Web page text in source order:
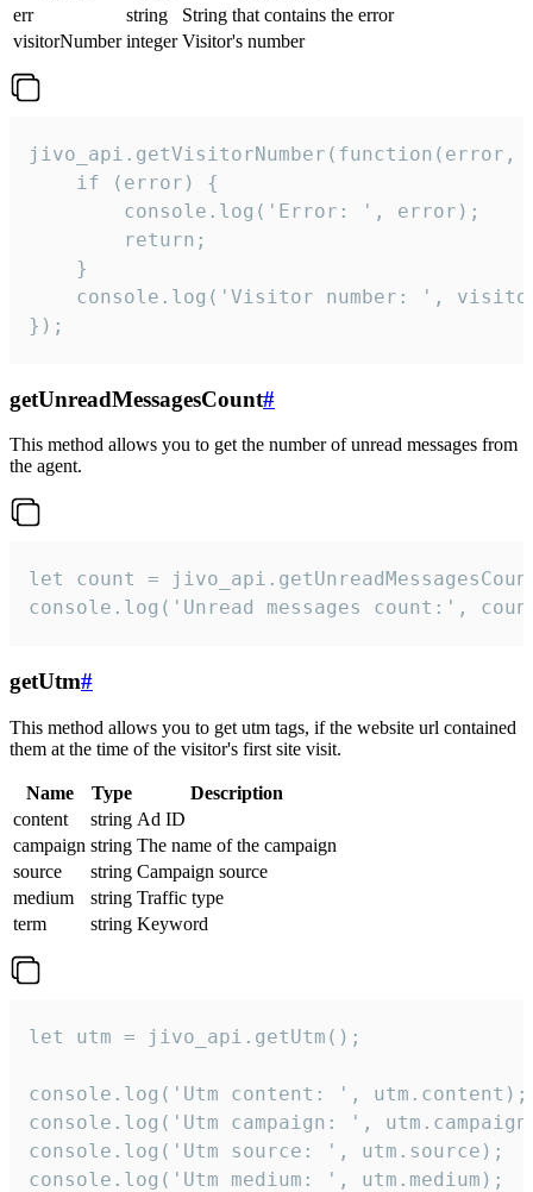
err
string
String that contains the error
visitorNumber integer Visitor's number
jivo_api.getVisitorNumber(function(error,
    if (error) {
        console.log('Error: ', error);
        return;
    }
console.log('Visitor number: ',
});
getUnreadMessagesCount#
This method allows you to get the number of unread messages from
the agent.
let count =
console.log('Unread messages count:',
getUtm#
This method allows you to get utm tags, if the website url contained
them at the time of the visitor's first site visit.
Name Type
Description
content
string Ad ID
campaign string The name of the campaign
source
string Campaign source
medium
string Traffic type
term
string Keyword
let utm = jivo_api.getUtm();
console.log('Utm content: ', utm.content);
console.log('Utm campaign: ',
console.log('Utm source: ', utm.source);
console.log('Utm medium: ', utm.medium);